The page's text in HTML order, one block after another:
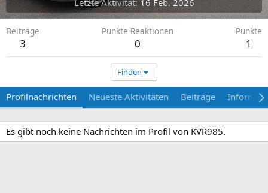
Letzte Aktivität 16 Feb. 2026
Beiträge
3
Punkte Reaktionen
0
Punkte
1
Finden
Profilnachrichten Neueste Aktivitäten Beiträge
Es gibt noch keine Nachrichten im Profil von KVR985.